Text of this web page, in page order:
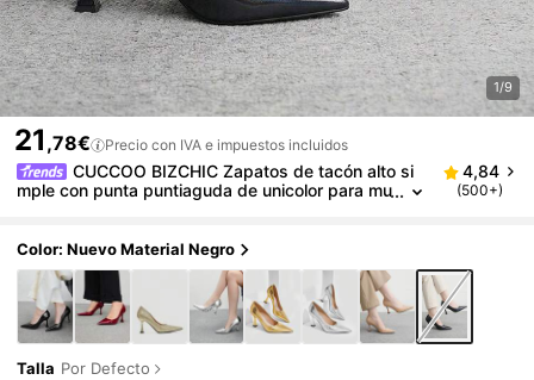
1/9
21 ,78€ Precio con IVA e impuestos incluidos
CUCCOO BIZCHIC Zapatos de tacón alto si
mple con punta puntiaguda de unicolor para mu
4,84
(500+)
Color: Nuevo Material Negro
Talla Por Defecto